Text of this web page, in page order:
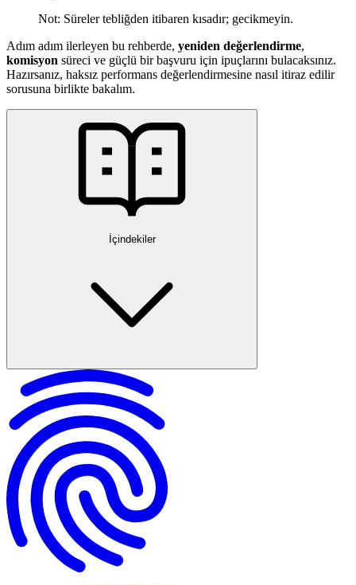
Not: Süreler tebliğden itibaren kısadır; gecikmeyin.
Adım adım ilerleyen bu rehberde, yeniden değerlendirme,
komisyon süreci ve güçlü bir başvuru için ipuçlarını bulacaksınız.
Hazırsanız, haksız performans değerlendirmesine nasıl itiraz edilir
sorusuna birlikte bakalım.
İçindekiler
Haksız Performans Değerlendirmesinin Tanımı ve Önemi
Haksız Performans Değerlendirmesinde Sık Karşılaşılan Sorunlar
Performans Notuna İtiraz Hakkı ve Hukuki Dayanaklar
İtiraz Süreci Nasıl İşler?
Mahkemeye Başvuru ve Yargı Yolu
İtiraz ve Dava Süreçlerinin Kariyere Etkisi
Hukuki Destek ve Profesyonel Danışmanlığın Önemi
Haksız Performans Değerlendirmesinde Sık Yapılan Hatalara Karşı
Öneriler